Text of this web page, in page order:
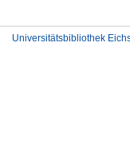
Universitätsbibliothek